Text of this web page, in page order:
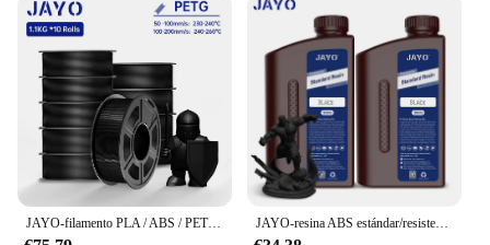
JAYO-filamento PLA / ABS / PETG / Silk / ASA /TPU /PLA +, 10 rollos de filamento para impresora 3D, 1,75 MM, 0,65/1/1 KG, filamento 3D enrollado de forma ordenada JAYO-resina ABS estándar/resistente/a base de plantas/similares, fotopolímero 3D de 2KG, resina de curado UV, Material de impresión 3D de alta precisión